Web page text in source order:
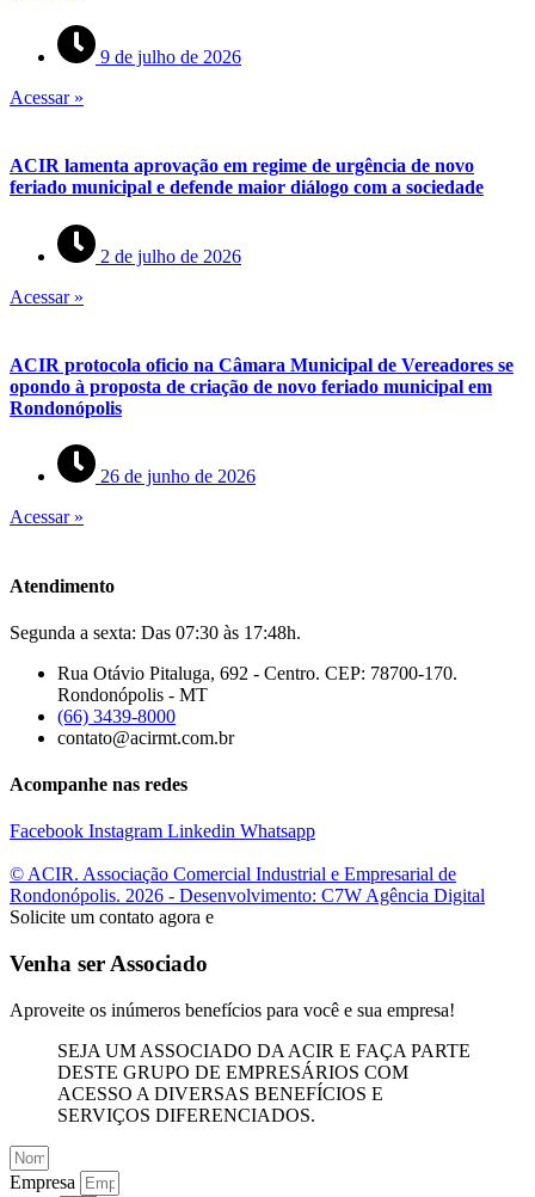
9 de julho de 2026
Acessar »
ACIR lamenta aprovação em regime de urgência de novo
feriado municipal e defende maior diálogo com a sociedade
2 de julho de 2026
Acessar »
ACIR protocola oficio na Câmara Municipal de Vereadores se
opondo à proposta de criação de novo feriado municipal em
Rondonópolis
26 de junho de 2026
Acessar »
Atendimento
Segunda a sexta: Das 07:30 às 17:48h.
Rua Otávio Pitaluga, 692 - Centro. CEP: 78700-170.
Rondonópolis - MT
(66) 3439-8000
contato@acirmt.com.br
Acompanhe nas redes
Facebook Instagram Linkedin Whatsapp
© ACIR. Associação Comercial Industrial e Empresarial de
Rondonópolis. 2026 - Desenvolvimento: C7W Agência Digital
Solicite um contato agora e
Venha ser Associado
Aproveite os inúmeros benefícios para você e sua empresa!
SEJA UM ASSOCIADO DA ACIR E FAÇA PARTE
DESTE GRUPO DE EMPRESÁRIOS COM
ACESSO A DIVERSAS BENEFÍCIOS E
SERVIÇOS DIFERENCIADOS.
Empresa